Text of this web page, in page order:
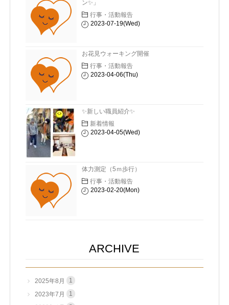
ン✨」
行事・活動報告
2023-07-19(Wed)
お花見ウォーキング開催
行事・活動報告
2023-04-06(Thu)
✨新しい職員紹介✨
新着情報
2023-04-05(Wed)
体力測定（5ｍ歩行）
行事・活動報告
2023-02-20(Mon)
ARCHIVE
2025年8月
1
2023年7月
1